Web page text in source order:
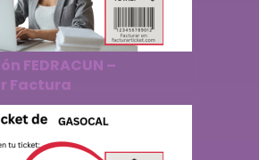
FEDRACUN –
Factura